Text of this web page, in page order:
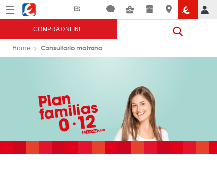
Menú Eroski
COMPRA ONLINE
Home Consultorio matrona